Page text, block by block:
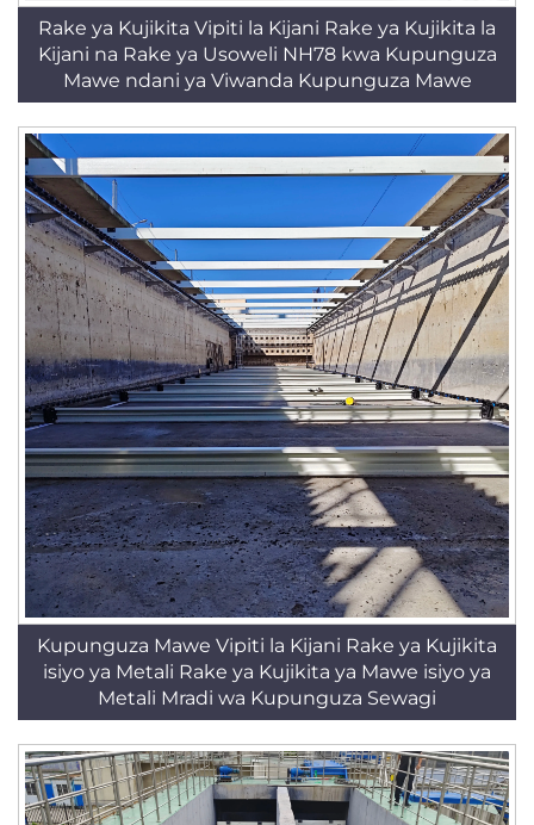
Rake ya Kujikita Vipiti la Kijani Rake ya Kujikita la
Kijani na Rake ya Usoweli NH78 kwa Kupunguza
Mawe ndani ya Viwanda Kupunguza Mawe
Kupunguza Mawe Vipiti la Kijani Rake ya Kujikita
isiyo ya Metali Rake ya Kujikita ya Mawe isiyo ya
Metali Mradi wa Kupunguza Sewagi